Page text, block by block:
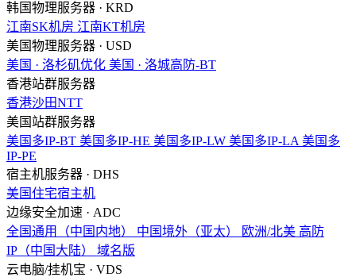
韩国物理服务器 · KRD
江南SK机房 江南KT机房
美国物理服务器 · USD
美国 · 洛杉矶优化 美国 · 洛城高防-BT
香港站群服务器
香港沙田NTT
美国站群服务器
美国多IP-BT 美国多IP-HE 美国多IP-LW 美国多IP-LA 美国多
IP-PE
宿主机服务器 · DHS
美国住宅宿主机
边缘安全加速 · ADC
全国通用（中国内地）
中国境外（亚太） 欧洲/北美 高防
IP（中国大陆）
域名版
云电脑/挂机宝 · VDS